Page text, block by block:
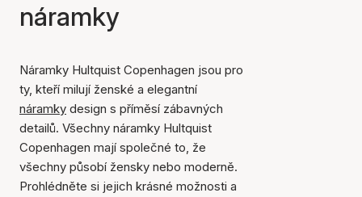
náramky
Náramky Hultquist Copenhagen jsou pro
ty, kteří milují ženské a elegantní
náramky design s příměsí zábavných
detailů. Všechny náramky Hultquist
Copenhagen mají společné to, že
všechny působí žensky nebo moderně.
Prohlédněte si jejich krásné možnosti a